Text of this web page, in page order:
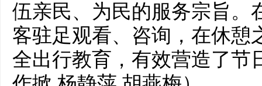
伍亲民、为民的服务宗旨。
客驻足观看、咨询，在休憩
全出行教育，有效营造了节